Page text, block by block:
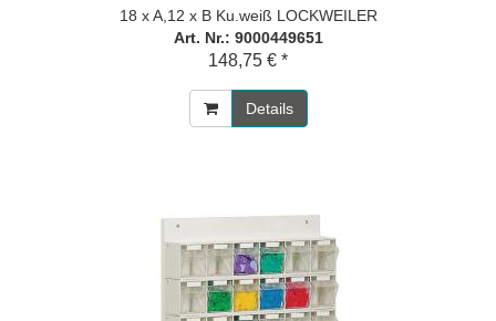
18 x A,12 x B Ku.weiß LOCKWEILER
Art. Nr.: 9000449651
148,75 € *
Details